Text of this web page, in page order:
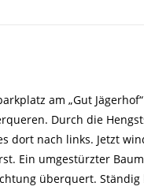
am „Gut
Durch die
dort nach links. Jetzt
Ein umgestürzter
überquert.